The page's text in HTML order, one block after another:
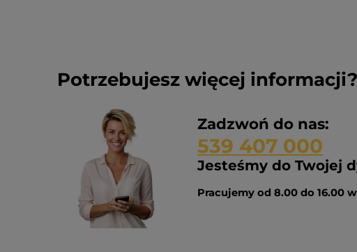
Potrzebujesz więcej
Zadzwoń do nas:
539 407 000
Jesteśmy do Twojej
Pracujemy od 8.00 do 16.00